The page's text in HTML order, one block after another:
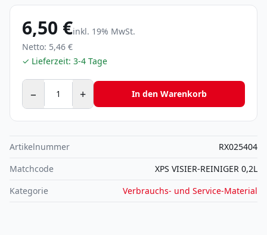
6,50 €inkl. 19% MwSt.
Netto: 5,46 €
✓ Lieferzeit: 3-4 Tage
− + In den Warenkorb
Artikelnummer
RX025404
Matchcode
XPS VISIER-REINIGER 0,2L
Kategorie
Verbrauchs- und Service-Material